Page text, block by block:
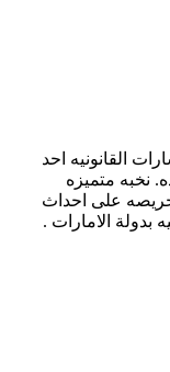
القانونيه احد
نخبه متميزه
على احداث
بدولة الامارات .